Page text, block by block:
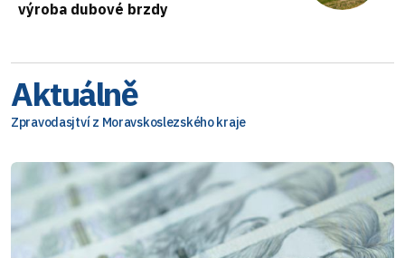
výroba dubové brzdy
Aktuálně
Zpravodasjtví z Moravskoslezského kraje